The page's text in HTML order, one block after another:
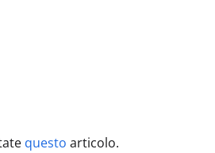
questo articolo.